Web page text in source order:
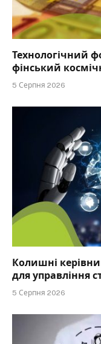
Технологічний
фінський
5 Серпня 2026
Колишні
для управління
5 Серпня 2026